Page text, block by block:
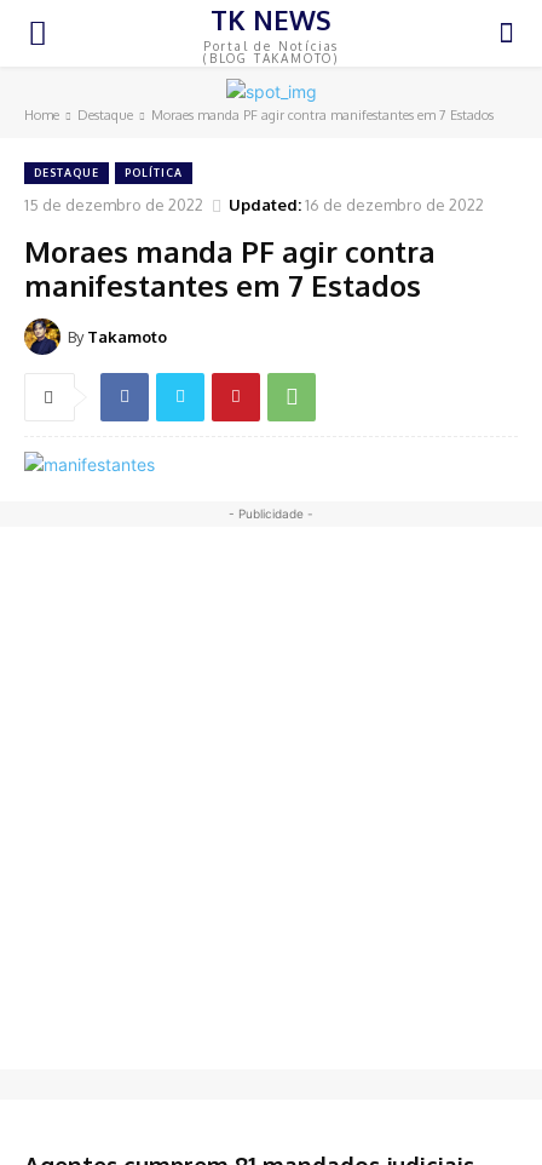
TK NEWS
Portal de Notícias
(BLOG TAKAMOTO)
Home Destaque Moraes manda PF agir contra manifestantes em 7 Estados
DESTAQUE POLÍTICA
15 de dezembro de 2022 Updated:16 de dezembro de 2022
Moraes manda PF agir contra
manifestantes em 7 Estados
By Takamoto
- Publicidade -